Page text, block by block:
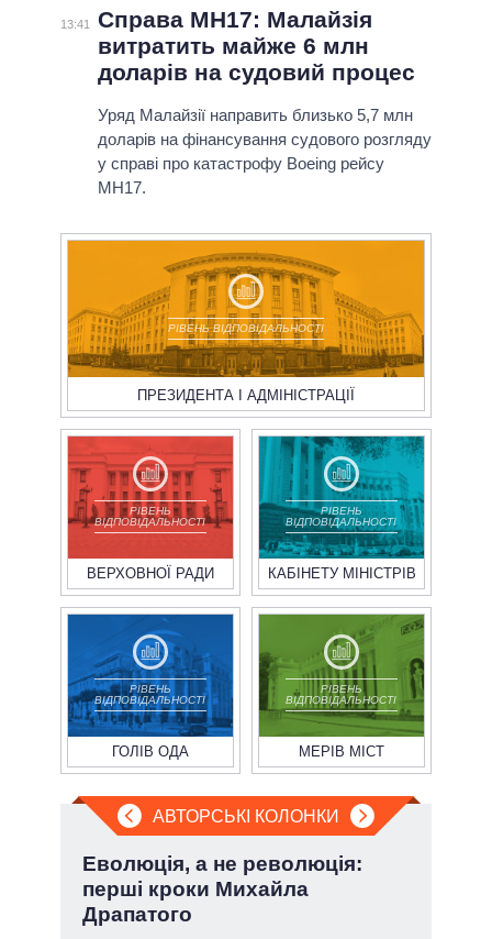
13:41
Справа MH17: Малайзія
витратить майже 6 млн
доларів на судовий процес
Уряд Малайзії направить близько 5,7 млн
доларів на фінансування судового розгляду
у справі про катастрофу Boeing рейсу
МН17.
РІВЕНЬ ВІДПОВІДАЛЬНОСТІ
ПРЕЗИДЕНТА І АДМІНІСТРАЦІЇ
РІВЕНЬ
ВІДПОВІДАЛЬНОСТІ
ВЕРХОВНОЇ РАДИ
РІВЕНЬ
ВІДПОВІДАЛЬНОСТІ
КАБІНЕТУ МІНІСТРІВ
РІВЕНЬ
ВІДПОВІДАЛЬНОСТІ
ГОЛІВ ОДА
РІВЕНЬ
ВІДПОВІДАЛЬНОСТІ
МЕРІВ МІСТ
АВТОРСЬКІ КОЛОНКИ
Еволюція, а не революція:
перші кроки Михайла
Драпатого